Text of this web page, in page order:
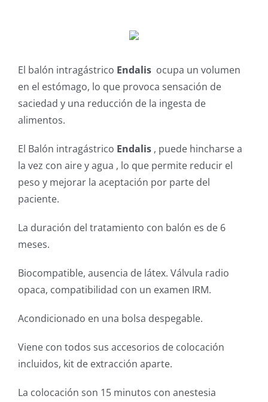
El balón intragástrico Endalis ocupa un volumen
en el estómago, lo que provoca sensación de
saciedad y una reducción de la ingesta de
alimentos.
El Balón intragástrico Endalis , puede hincharse a
la vez con aire y agua , lo que permite reducir el
peso y mejorar la aceptación por parte del
paciente.
La duración del tratamiento con balón es de 6
meses.
Biocompatible, ausencia de látex. Válvula radio
opaca, compatibilidad con un examen IRM.
Acondicionado en una bolsa despegable.
Viene con todos sus accesorios de colocación
incluidos, kit de extracción aparte.
La colocación son 15 minutos con anestesia